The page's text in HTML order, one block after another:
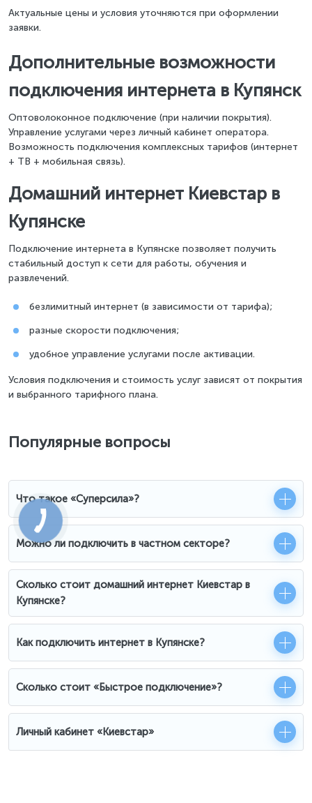
Актуальные цены и условия уточняются при оформлении
заявки.
Дополнительные возможности
подключения интернета в Купянск
Оптоволоконное подключение (при наличии покрытия).
Управление услугами через личный кабинет оператора.
Возможность подключения комплексных тарифов (интернет
+ ТВ + мобильная связь).
Домашний интернет Киевстар в
Купянске
Подключение интернета в Купянске позволяет получить
стабильный доступ к сети для работы, обучения и
развлечений.
безлимитный интернет (в зависимости от тарифа);
разные скорости подключения;
удобное управление услугами после активации.
Условия подключения и стоимость услуг зависят от покрытия
и выбранного тарифного плана.
Популярные вопросы
Что такое «Суперсила»?
Можно ли подключить в частном секторе?
Сколько стоит домашний интернет Киевстар в
Купянске?
Как подключить интернет в Купянске?
Сколько стоит «Быстрое подключение»?
Личный кабинет «Киевстар»